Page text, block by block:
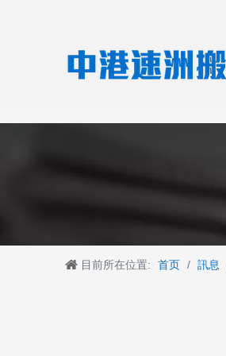
目前所在位置: 首页 / 訊息